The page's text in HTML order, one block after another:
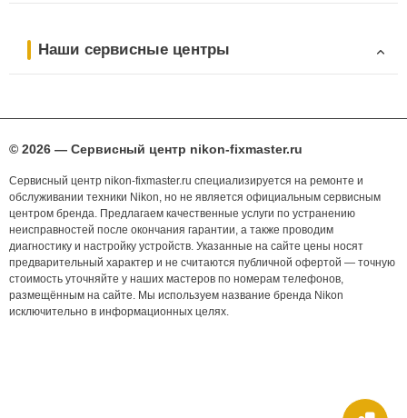
Наши сервисные центры
© 2026 — Сервисный центр nikon-fixmaster.ru
Сервисный центр nikon-fixmaster.ru специализируется на ремонте и
обслуживании техники Nikon, но не является официальным сервисным
центром бренда. Предлагаем качественные услуги по устранению
неисправностей после окончания гарантии, а также проводим
диагностику и настройку устройств. Указанные на сайте цены носят
предварительный характер и не считаются публичной офертой — точную
стоимость уточняйте у наших мастеров по номерам телефонов,
размещённым на сайте. Мы используем название бренда Nikon
исключительно в информационных целях.